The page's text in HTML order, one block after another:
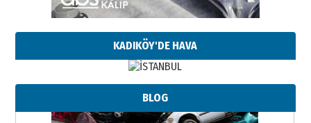
KADIKÖY'DE HAVA
BLOG